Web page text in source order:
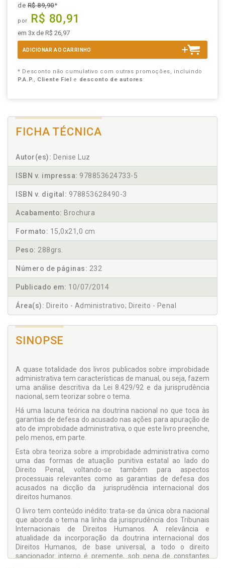
deR$ 89,90*
por R$ 80,91
em 3x de R$ 26,97
ADICIONAR AO CARRINHO
* Desconto não cumulativo com outras promoções, incluindo
P.A.P., Cliente Fiel e desconto de autores
FICHA TÉCNICA
Autor(es): Denise Luz
ISBN v. impressa: 978853624733-5
ISBN v. digital: 978853628490-3
Acabamento: Brochura
Formato: 15,0x21,0 cm
Peso: 288grs.
Número de páginas: 232
Publicado em: 10/07/2014
Área(s): Direito - Administrativo; Direito - Penal
SINOPSE
A quase totalidade dos livros publicados sobre improbidade
administrativa tem características de manual, ou seja, fazem
uma análise descritiva da Lei 8.429/92 e da jurisprudência
nacional, sem teorizar sobre o tema.
Há uma lacuna teórica na doutrina nacional no que toca às
garantias de defesa do acusado nas ações para apuração de
ato de improbidade administrativa, o que este livro preenche,
pelo menos, em parte.
Esta obra teoriza sobre a improbidade administrativa como
uma das formas de atuação punitiva estatal ao lado do
Direito Penal, voltando-se também para aspectos
processuais relevantes como as garantias de defesa dos
acusados na dicção da jurisprudência internacional dos
direitos humanos.
O livro tem conteúdo inédito: trata-se da única obra nacional
que aborda o tema na linha da jurisprudência dos Tribunais
Internacionais de Direitos Humanos. A relevância e
atualidade da incorporação da doutrina internacional dos
Direitos Humanos, de base universal, a todo o direito
sancionador interno é premente, sob pena de constantes